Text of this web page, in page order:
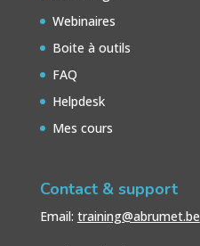
Webinaires
Boite à outils
FAQ
Helpdesk
Mes cours
Contact & support
Email: training@abrumet.be